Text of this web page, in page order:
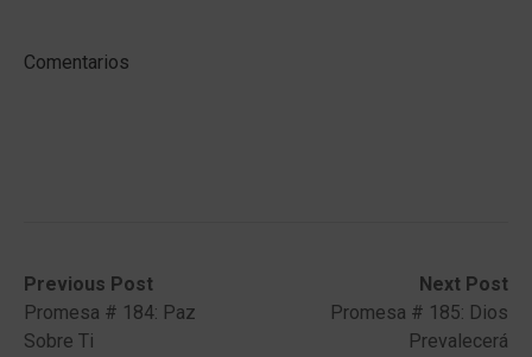
Comentarios
Post
navigation
Previous Post
Previous
post:Promesa # 184: Paz
Sobre Ti
Next Post
Next
post:
Promesa # 185: Dios
Prevalecerá